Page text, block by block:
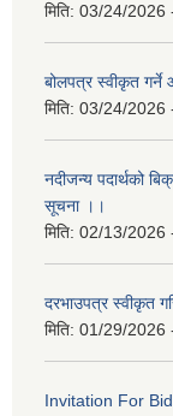
मिति: 03/24/2026
बोलपत्र स्वीकृत
मिति: 03/24/2026
नदीजन्य पदार्थको
सूचना ।।
मिति: 02/13/2026
दरभाउपत्र स्वीकृत
मिति: 01/29/2026
Invitation For